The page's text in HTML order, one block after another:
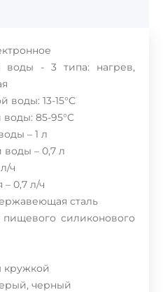
- 3 типа: нагрев,
воды: 13-15°C
85-95°C
– 1 л
– 0,7 л
ч
0,7 л/ч
сталь
силиконового
черный